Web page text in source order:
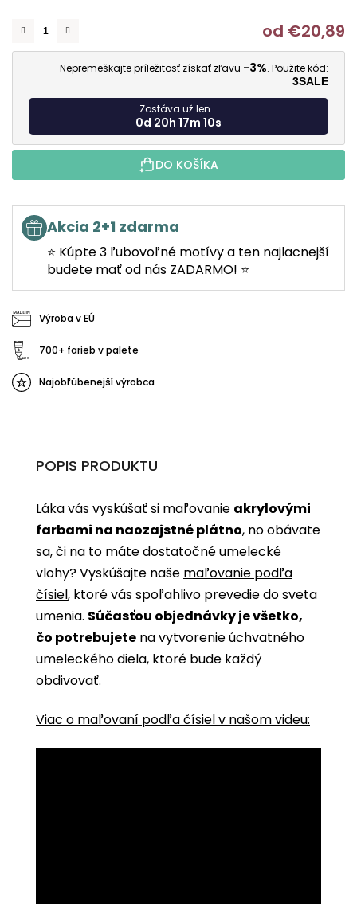
od €20,89
Nepremeškajte príležitosť získať zľavu -3%. Použite kód:
3SALE
Zostáva už len...
0d 20h 17m 9s
DO KOŠÍKA
Akcia 2+1 zdarma
⭐ Kúpte 3 ľubovoľné motívy a ten najlacnejší
budete mať od nás ZADARMO! ⭐
Výroba v EÚ
700+ farieb v palete
Najobľúbenejší výrobca
POPIS PRODUKTU
Láka vás vyskúšať si maľovanie akrylovými
farbami na naozajstné plátno, no obávate
sa, či na to máte dostatočné umelecké
vlohy? Vyskúšajte naše maľovanie podľa
čísiel, ktoré vás spoľahlivo prevedie do sveta
umenia. Súčasťou objednávky je všetko,
čo potrebujete na vytvorenie úchvatného
umeleckého diela, ktoré bude každý
obdivovať.
Viac o maľovaní podľa čísiel v našom videu: